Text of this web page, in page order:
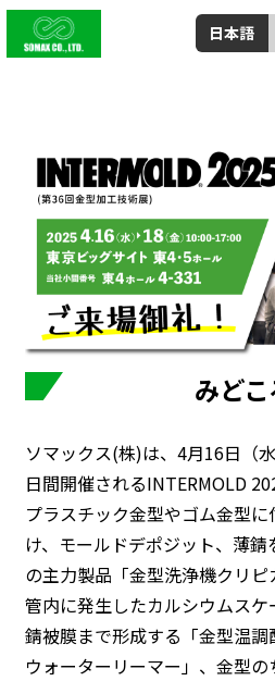
日本語
みどこ
ソマックス(株)は、4月16日（
日間開催されるINTERMOLD
プラスチック金型やゴム金型
け、モールドデポジット、薄
の主力製品「金型洗浄機クリ
管内に発生したカルシウムス
錆被膜まで形成する「金型温
ウォーターリーマー」、金型